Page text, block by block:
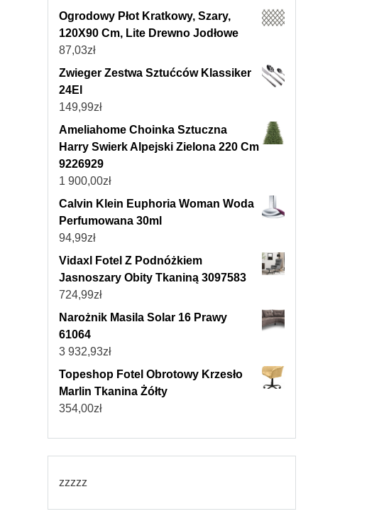
Ogrodowy Płot Kratkowy, Szary,
120X90 Cm, Lite Drewno Jodłowe
87,03zł
Zwieger Zestwa Sztućców Klassiker
24El
149,99zł
Ameliahome Choinka Sztuczna
Harry Swierk Alpejski Zielona 220 Cm
9226929
1 900,00zł
Calvin Klein Euphoria Woman Woda
Perfumowana 30ml
94,99zł
Vidaxl Fotel Z Podnóżkiem
Jasnoszary Obity Tkaniną 3097583
724,99zł
Narożnik Masila Solar 16 Prawy
61064
3 932,93zł
Topeshop Fotel Obrotowy Krzesło
Marlin Tkanina Żółty
354,00zł
zzzzz